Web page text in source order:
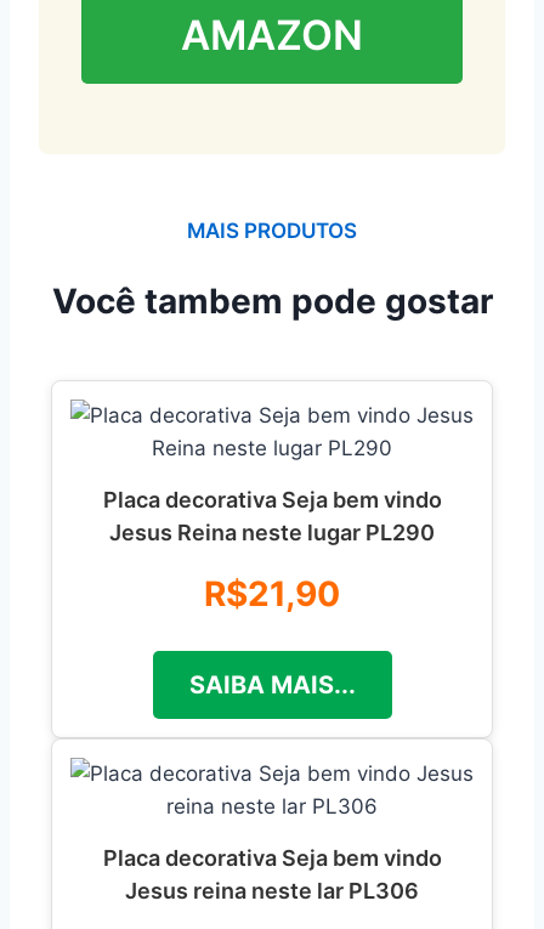
AMAZON
MAIS PRODUTOS
Você tambem pode gostar
Placa decorativa Seja bem vindo
Jesus Reina neste lugar PL290
R$21,90
SAIBA MAIS...
Placa decorativa Seja bem vindo
Jesus reina neste lar PL306